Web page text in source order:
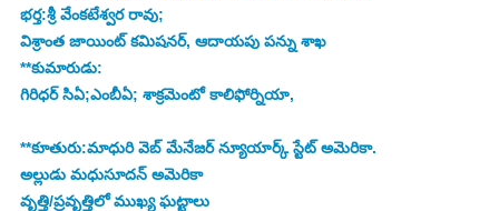
భర్త:శ్రీ వేంకటేశ్వర రావు;
విశ్రాంత జాయింట్ కమిషనర్, ఆదాయపు పన్ను శాఖ
**కుమారుడు:
గిరిధర్ సిఏ;ఎంబీఏ; శాక్రమెంటో కాలిఫోర్నియా,
**కూతురు:మాధురి వెబ్ మేనేజర్ న్యూయార్క్ స్టేట్ అమెరికా.
అల్లుడు మధుసూదన్ అమెరికా
వృత్తి/ప్రవృత్తిలో ముఖ్య ఘట్టాలు